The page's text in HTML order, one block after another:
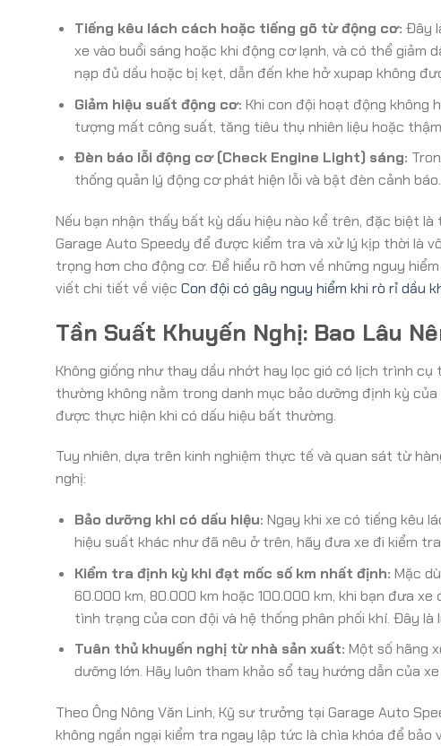
Tiếng kêu lách cách hoặc tiếng gõ từ động cơ: Đây
xe vào buổi sáng hoặc khi động cơ lạnh, và có thể giảm
nạp đủ dầu hoặc bị kẹt, dẫn đến khe hở xupap không
Giảm hiệu suất động cơ: Khi con đội hoạt động không
tượng mất công suất, tăng tiêu thụ nhiên liệu hoặc
Đèn báo lỗi động cơ (Check Engine Light) sáng:
thống quản lý động cơ phát hiện lỗi và bật đèn cảnh báo.
Nếu bạn nhận thấy bất kỳ dấu hiệu nào kể trên, đặc biệt
Garage Auto Speedy để được kiểm tra và xử lý kịp thời là
trọng hơn cho động cơ. Để hiểu rõ hơn về những nguy
viết chi tiết về việc Con đội có gây nguy hiểm khi rò rỉ dầu
Tần Suất Khuyến Nghị: Bao Lâu
Không giống như thay dầu nhớt hay lọc gió có lịch trình
thường không nằm trong danh mục bảo dưỡng định kỳ
được thực hiện khi có dấu hiệu bất thường.
Tuy nhiên, dựa trên kinh nghiệm thực tế và quan sát từ
nghị:
Bảo dưỡng khi có dấu hiệu: Ngay khi xe có tiếng kêu
hiệu suất khác như đã nêu ở trên, hãy đưa xe đi kiểm
Kiểm tra định kỳ khi đạt mốc số km nhất định: Mặc
60.000 km, 80.000 km hoặc 100.000 km, khi bạn đưa
tình trạng của con đội và hệ thống phân phối khí. Đây
Tuân thủ khuyến nghị từ nhà sản xuất: Một số hãng
dưỡng lớn. Hãy luôn tham khảo sổ tay hướng dẫn của xe
Theo Ông Nông Văn Linh, Kỹ sư trưởng tại Garage Auto
không ngần ngại kiểm tra ngay lập tức là chìa khóa để